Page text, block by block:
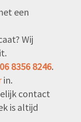
een
Wij
06 8356 8246.
in.
contact
is altijd